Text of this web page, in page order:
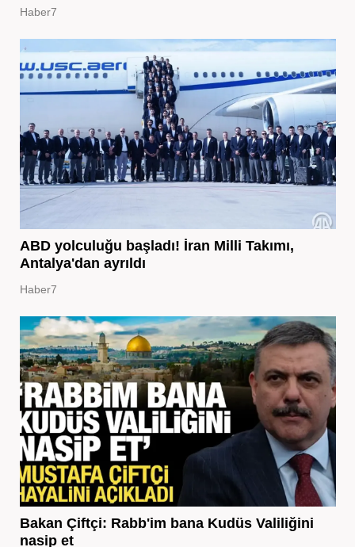
Haber7
ABD yolculuğu başladı! İran Milli Takımı,
Antalya'dan ayrıldı
Haber7
Bakan Çiftçi: Rabb'im bana Kudüs Valiliğini
nasip et